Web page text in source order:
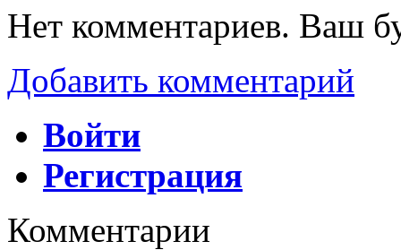
Нет комментариев. Ваш
Добавить комментарий
Войти
Регистрация
Комментарии